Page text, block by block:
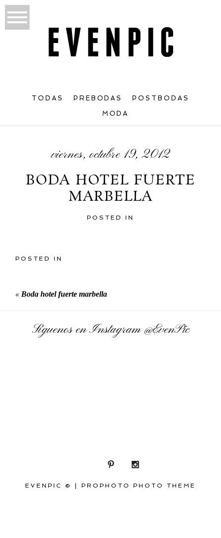
TODAS PREBODAS POSTBODAS
MODA
viernes, octubre 19, 2012
BODA HOTEL FUERTE
MARBELLA
POSTED IN
POSTED IN
« Boda hotel fuerte marbella
Síguenos en Instagram@EvenPic
EVENPIC © PROPHOTO PHOTO THEME